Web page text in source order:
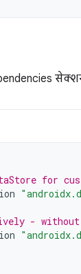
for
- without